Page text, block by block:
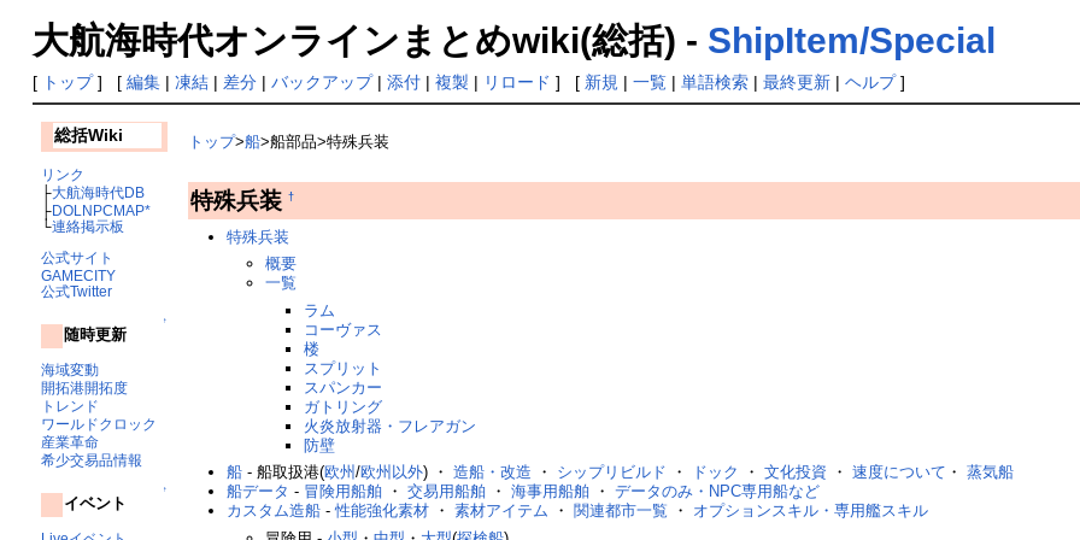
大航海時代オンラインまとめwiki(総括) - ShipItem/Special
[ トップ] [ 編集| 凍結| 差分| バックアップ| 添付| 複製 | リロード ] [ 新規 | 一覧| 単語検索| 最終更新| ヘルプ]
総括Wiki
リンク
├大航海時代DB
├DOLNPCMAP*
└連絡掲示板
公式サイト
GAMECITY
公式Twitter
↑
随時更新
海域変動
開拓港開拓度
トレンド
ワールドクロック
産業革命
希少交易品情報
↑
イベント
トップ>船>船部品>特殊兵装
特殊兵装†
特殊兵装
概要
一覧
ラム
コーヴァス
楼
スプリット
スパンカー
ガトリング
火炎放射器・フレアガン
防壁
船 - 船取扱港(欧州/欧州以外) ・造船・改造 ・ シップリビルド ・ ドック ・文化投資 ・速度について ・蒸気船
船データ - 冒険用船舶 ・交易用船舶 ・海事用船舶 ・データのみ・NPC専用船など
カスタム造船 -性能強化素材 ・素材アイテム ・ 関連都市一覧 ・ オプションスキル・専用艦スキル